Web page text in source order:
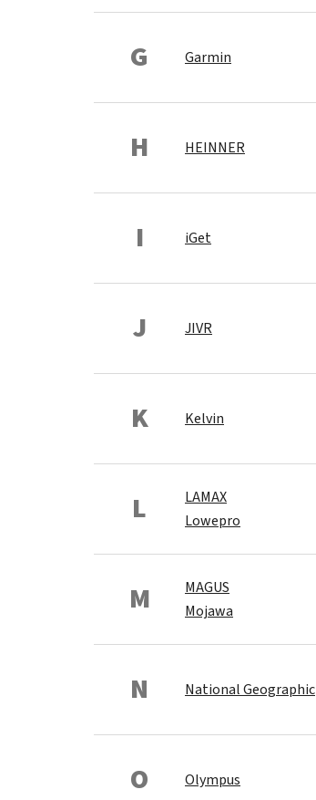
G Garmin
H HEINNER
I iGet
J JIVR
K Kelvin
L LAMAX
Lowepro
M MAGUS
Mojawa
N National Geographic
O Olympus